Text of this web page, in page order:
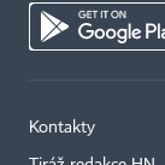
Kontakty